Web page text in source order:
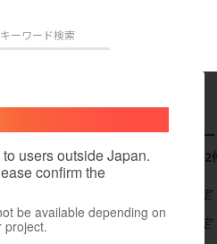
のプロジェクト 注目の
アート・写真
users outside Japan.
confirm the
be available depending on
project.
これまでに2
在住国：未設定
出身国：未設定